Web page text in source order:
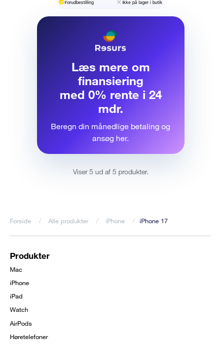
Forudbestilling Ikke på lager i butik
Læs mere om
finansiering
med 0% rente i 24
mdr.
Beregn din månedlige betaling og
ansøg her.
Viser 5 ud af 5 produkter.
Brødkrumme
Forside Alle produkter iPhone iPhone 17
Footer
menu
Produkter
Mac
iPhone
iPad
Watch
AirPods
Høretelefoner